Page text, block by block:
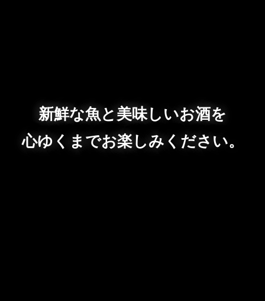
新鮮な魚と美味しいお酒を
心ゆくまでお楽しみください。